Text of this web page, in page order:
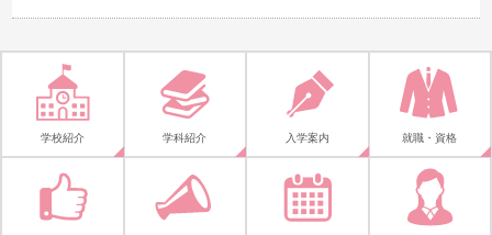
学校紹介 学科紹介 入学案内 就職・資格